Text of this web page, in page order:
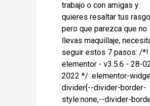
trabajo o con amigas y
quieres resaltar tus
pero que parezca que no
llevas maquillaje,
seguir estos 7 pasos: /*!
elementor - v3.5.6 - 28-
2022 */ .elementor-
divider{--divider-border-
style:none;--divider-